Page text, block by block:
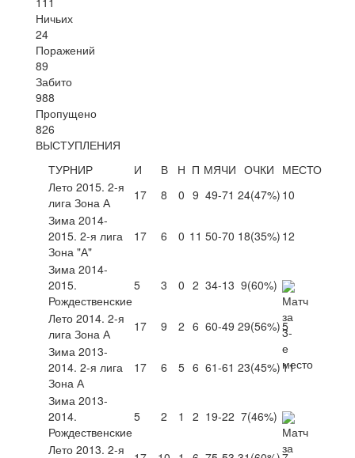
Ничьих
24
Поражений
89
Забито
988
Пропущено
826
ВЫСТУПЛЕНИЯ
ТУРНИР
И В Н П МЯЧИ ОЧКИ МЕСТО
Лето 2015. 2-я
лига Зона А
17 8 0 9 49-71 24(47%) 10
Зима 2014-
2015. 2-я лига
Зона "А"
17 6 0 11 50-70 18(35%) 12
Зима 2014-
2015.
Рождественские
5 3 0 2 34-13 9(60%)
Лето 2014. 2-я
лига Зона А
17 9 2 6 60-49 29(56%)5
Зима 2013-
2014. 2-я лига
Зона А
17 6 5 6 61-61 23(45%) 11
Зима 2013-
2014.
Рождественские
5 2 1 2 19-22 7(46%)
Лето 2013. 2-я